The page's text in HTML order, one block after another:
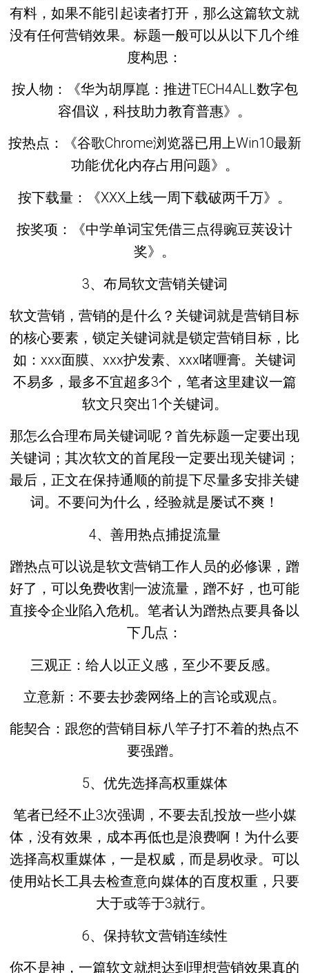
有料，如果不能引起读者打开，那么这篇软文就
没有任何营销效果。标题一般可以从以下几个维
度构思：
按人物：《华为胡厚崑：推进TECH4ALL数字包
容倡议，科技助力教育普惠》。
按热点：《谷歌Chrome浏览器已用上Win10最新
功能:优化内存占用问题》。
按下载量：《XXX上线一周下载破两千万》。
按奖项：《中学单词宝凭借三点得豌豆荚设计
奖》。
3、布局软文营销关键词
软文营销，营销的是什么？关键词就是营销目标
的核心要素，锁定关键词就是锁定营销目标，比
如：xxx面膜、xxx护发素、xxx啫喱膏。关键词
不易多，最多不宜超多3个，笔者这里建议一篇
软文只突出1个关键词。
那怎么合理布局关键词呢？首先标题一定要出现
关键词；其次软文的首尾段一定要出现关键词；
最后，正文在保持通顺的前提下尽量多安排关键
词。不要问为什么，经验就是屡试不爽！
4、善用热点捕捉流量
蹭热点可以说是软文营销工作人员的必修课，蹭
好了，可以免费收割一波流量，蹭不好，也可能
直接令企业陷入危机。笔者认为蹭热点要具备以
下几点：
三观正：给人以正义感，至少不要反感。
立意新：不要去抄袭网络上的言论或观点。
能契合：跟您的营销目标八竿子打不着的热点不
要强蹭。
5、优先选择高权重媒体
笔者已经不止3次强调，不要去乱投放一些小媒
体，没有效果，成本再低也是浪费啊！为什么要
选择高权重媒体，一是权威，而是易收录。可以
使用站长工具去检查意向媒体的百度权重，只要
大于或等于3就行。
6、保持软文营销连续性
你不是神，一篇软文就想达到理想营销效果真的